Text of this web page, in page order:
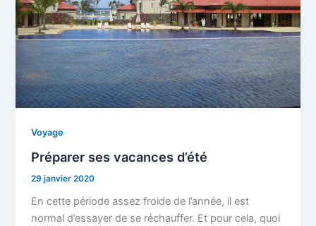
Voyage
Préparer ses vacances d’été
29 janvier 2020
En cette période assez froide de l’année, il est
normal d’essayer de se réchauffer. Et pour cela, quoi